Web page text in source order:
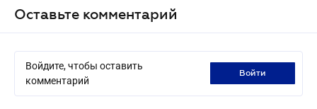
Оставьте комментарий
Войдите, чтобы оставить
комментарий
войти